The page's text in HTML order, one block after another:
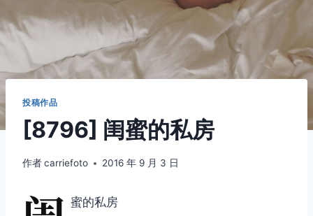
投稿作品
[8796] 闺蜜的私房
作者carriefoto 2016 年 9 月 3 日
蜜的私房